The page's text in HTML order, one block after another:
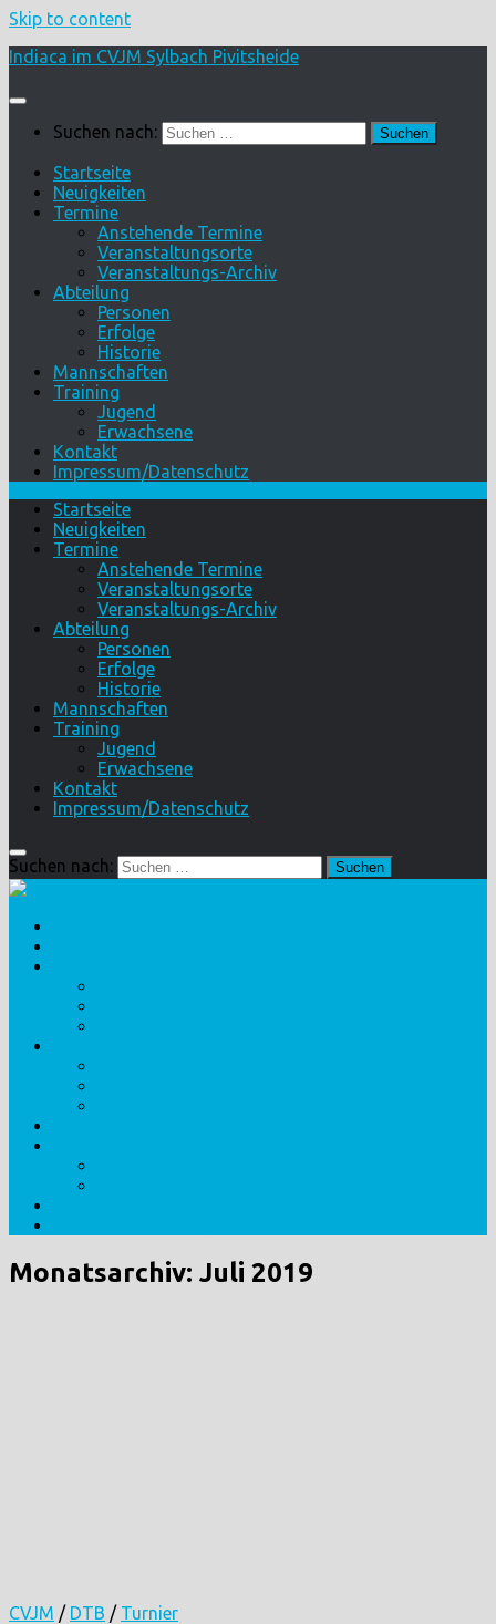
Skip to content
Indiaca im CVJM Sylbach Pivitsheide
Suchen nach:
Startseite
Neuigkeiten
Termine
Anstehende Termine
Veranstaltungsorte
Veranstaltungs-Archiv
Abteilung
Personen
Erfolge
Historie
Mannschaften
Training
Jugend
Erwachsene
Kontakt
Impressum/Datenschutz
Startseite
Neuigkeiten
Termine
Anstehende Termine
Veranstaltungsorte
Veranstaltungs-Archiv
Abteilung
Personen
Erfolge
Historie
Mannschaften
Training
Jugend
Erwachsene
Kontakt
Impressum/Datenschutz
Suchen nach:
Monatsarchiv: Juli 2019
CVJM / DTB / Turnier